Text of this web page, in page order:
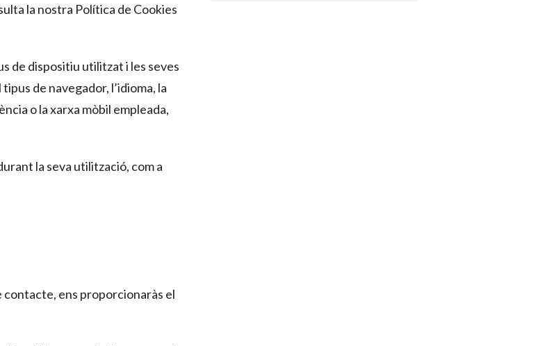
la nostra Política de Cookies
de dispositiu utilitzat i les seves
de navegador, l’idioma, la
o la xarxa mòbil empleada,
la seva utilització, com a
contacte, ens proporcionaràs el